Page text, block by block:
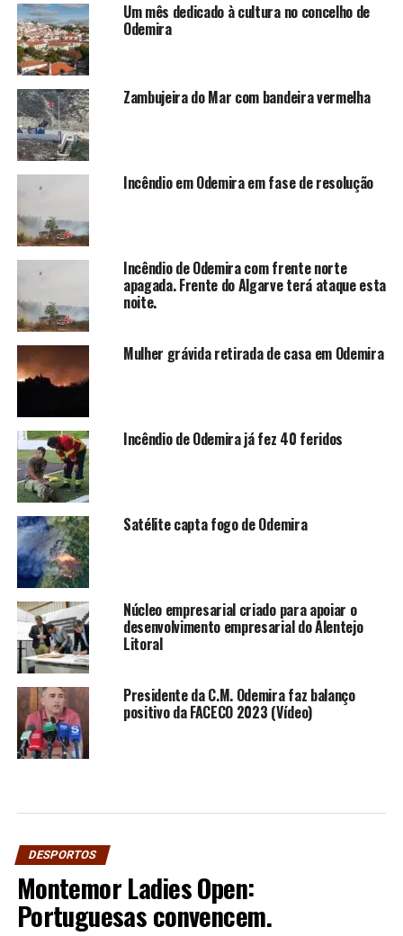
Um mês dedicado à cultura no concelho de
Odemira
Zambujeira do Mar com bandeira vermelha
Incêndio em Odemira em fase de resolução
Incêndio de Odemira com frente norte
apagada. Frente do Algarve terá ataque esta
noite.
Mulher grávida retirada de casa em Odemira
Incêndio de Odemira já fez 40 feridos
Satélite capta fogo de Odemira
Núcleo empresarial criado para apoiar o
desenvolvimento empresarial do Alentejo
Litoral
Presidente da C.M. Odemira faz balanço
positivo da FACECO 2023 (Vídeo)
DESPORTOS
Montemor Ladies Open:
Portuguesas convencem.